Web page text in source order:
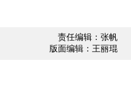
责任编辑：张帆
版面编辑：王丽琨